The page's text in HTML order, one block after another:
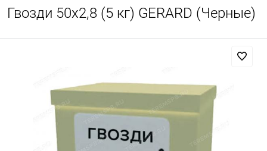
Гвозди 50х2,8 (5 кг) GERARD (Черные)